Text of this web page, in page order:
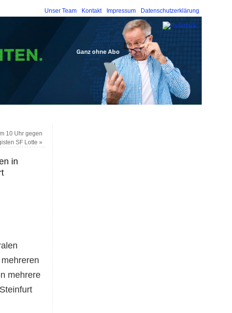
Unser Team Kontakt Impressum Datenschutzerklärung
10 Uhr gegen
SF Lotte»
in
mehrere